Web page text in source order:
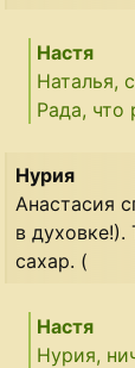
Настя
Наталья,
Рада, что
Нурия
Анастасия
в духовке!).
сахар. (
Настя
Нурия,